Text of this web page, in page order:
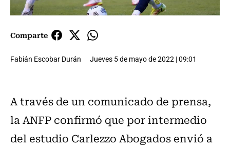
Comparte
Fabián Escobar Durán Jueves 5 de mayo de 2022 | 09:01
A través de un comunicado de prensa,
la ANFP confirmó que por intermedio
del estudio Carlezzo Abogados envió a